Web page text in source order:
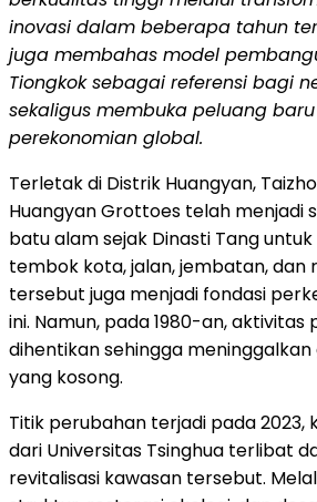
inovasi dalam beberapa tahun
juga membahas model
Tiongkok sebagai referensi bagi
sekaligus membuka peluang
perekonomian global.
Terletak di Distrik Huangyan,
Huangyan Grottoes telah menjadi
batu alam sejak Dinasti Tang
tembok kota, jalan, jembatan, dan
tersebut juga menjadi fondasi
ini. Namun, pada 1980-an,
dihentikan sehingga
yang kosong.
Titik perubahan terjadi pada 2023,
dari Universitas Tsinghua terlibat
revitalisasi kawasan tersebut.